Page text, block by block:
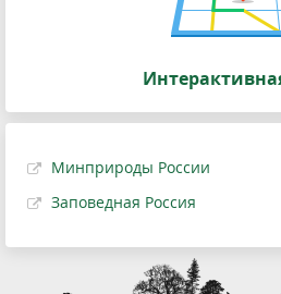
Минприроды России
Заповедная Россия